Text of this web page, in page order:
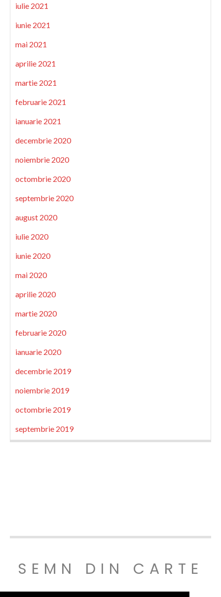
iulie 2021
iunie 2021
mai 2021
aprilie 2021
martie 2021
februarie 2021
ianuarie 2021
decembrie 2020
noiembrie 2020
octombrie 2020
septembrie 2020
august 2020
iulie 2020
iunie 2020
mai 2020
aprilie 2020
martie 2020
februarie 2020
ianuarie 2020
decembrie 2019
noiembrie 2019
octombrie 2019
septembrie 2019
SEMN DIN CARTE